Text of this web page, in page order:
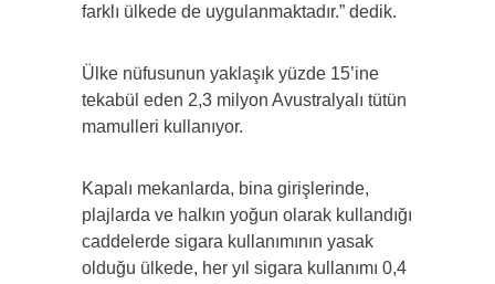
farklı ülkede de uygulanmaktadır.” dedik.
Ülke nüfusunun yaklaşık yüzde 15’ine
tekabül eden 2,3 milyon Avustralyalı tütün
mamulleri kullanıyor.
Kapalı mekanlarda, bina girişlerinde,
plajlarda ve halkın yoğun olarak kullandığı
caddelerde sigara kullanımının yasak
olduğu ülkede, her yıl sigara kullanımı 0,4